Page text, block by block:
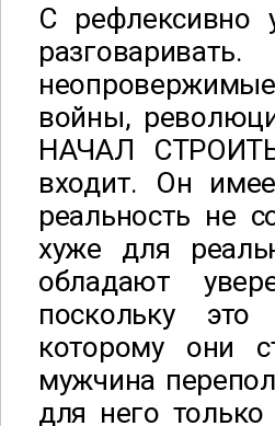
С рефлексивно
войны,
НАЧАЛ
входит. Он
реальность не
хуже для
обладают
поскольку
которому они
мужчина
для него